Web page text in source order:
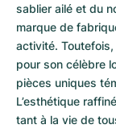
sablier ailé et du
marque de
activité.
pour son célèbre
pièces uniques
L’esthétique
tant à la vie de